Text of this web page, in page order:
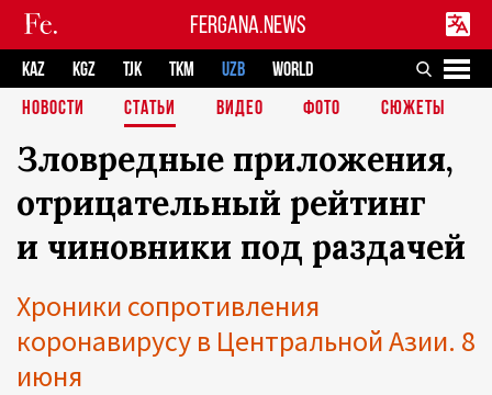
FERGANA.NEWS
KAZ KGZ TJK TKM UZB
WORLD
НОВОСТИ
СТАТЬИ ВИДЕО ФОТО СЮЖЕТЫ
Зловредные приложения,
отрицательный рейтинг
и чиновники под раздачей
Хроники сопротивления
коронавирусу в Центральной Азии. 8
июня